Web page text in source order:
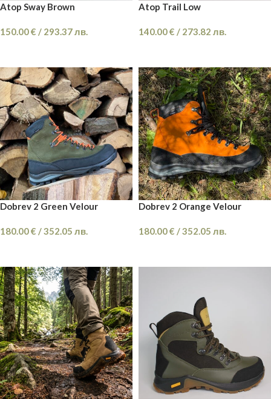
Atop Sway Brown
150.00€ / 293.37лв.
Atop Trail Low
140.00€ / 273.82 лв.
Dobrev 2 Green Velour
180.00€ /352.05 лв.
Dobrev 2 Orange Velour
180.00€ /352.05 лв.